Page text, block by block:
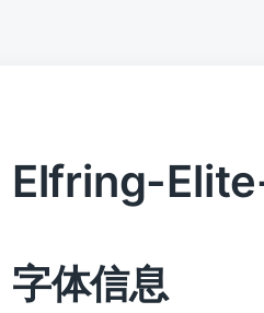
Elfring-
字体信息